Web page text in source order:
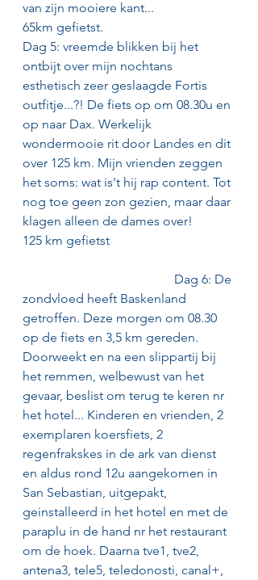
van zijn mooiere kant...
65km gefietst.
Dag 5: vreemde blikken bij het
ontbijt over mijn nochtans
esthetisch zeer geslaagde Fortis
outfitje...?! De fiets op om 08.30u en
op naar Dax. Werkelijk
wondermooie rit door Landes en dit
over 125 km. Mijn vrienden zeggen
het soms: wat is't hij rap content. Tot
nog toe geen zon gezien, maar daar
klagen alleen de dames over!
125 km gefietst
                                               Dag 6: De
zondvloed heeft Baskenland
getroffen. Deze morgen om 08.30
op de fiets en 3,5 km gereden.
Doorweekt en na een slippartij bij
het remmen, welbewust van het
gevaar, beslist om terug te keren nr
het hotel... Kinderen en vrienden, 2
exemplaren koersfiets, 2
regenfrakskes in de ark van dienst
en aldus rond 12u aangekomen in
San Sebastian, uitgepakt,
geinstalleerd in het hotel en met de
paraplu in de hand nr het restaurant
om de hoek. Daarna tve1, tve2,
antena3, tele5, teledonosti, canal+,